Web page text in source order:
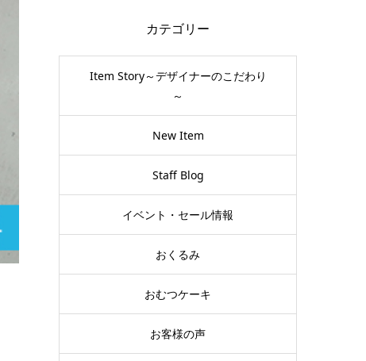
カテゴリー
Item Story～デザイナーのこだわり
～
New Item
Staff Blog
イベント・セール情報
おくるみ
おむつケーキ
お客様の声